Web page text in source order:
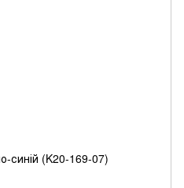
синій (K20-169-07)